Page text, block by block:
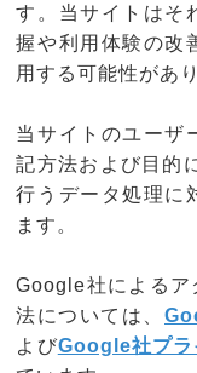
す。当サイトはそ
握や利用体験の改
用する可能性があ
当サイトのユーザ
記方法および目的
行うデータ処理に
ます。
Google社によるア
法については、
よびGoogle社プラ